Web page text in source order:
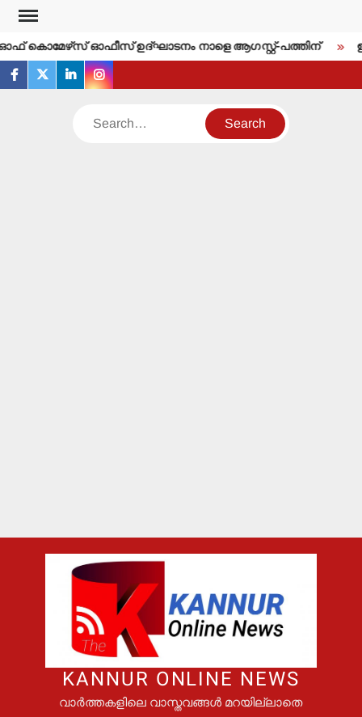
Skip
content
ഓഫ് കൊമേഴ്‌സ് ഓഫീസ് ഉദ്ഘാടനം നാളെ ആഗസ്റ്റ്-പത്തിന്
facebook
twitterlinkedininstagram
Search
KANNUR ONLINE NEWS
വാർത്തകളിലെ വാസ്തവങ്ങൾ മറയില്ലാതെ